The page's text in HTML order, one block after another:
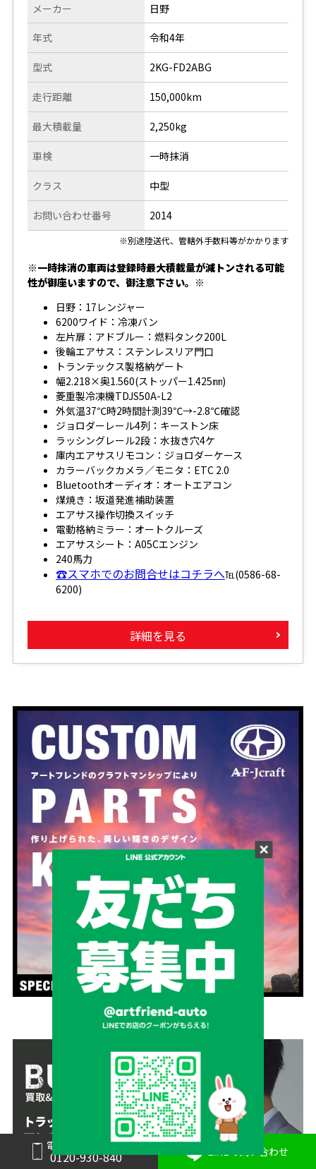
電話で問い合わせ
0120-930-840 LINEで問い合わせ
メーカー
年式
型式
走行距離
日野
令和4年
2KG-FD2ABG
150,000km
最大積載量
車検
クラス
お問い合わせ番号
2,250kg
一時抹消
中型
2014
※別途陸送代、管轄外手数料等がかかります
※一時抹消の車両は登録時最大積載量が減トンされる可能
性が御座いますので、御注意下さい。※
日野：17レンジャー
6200ワイド：冷凍バン
左片扉：アドブルー：燃料タンク200L
後輪エアサス：ステンレスリア門口
トランテックス製格納ゲート
幅2.218×奥1.560(ストッパー1.425㎜)
菱重製冷凍機TDJS50A-L2
外気温37℃時2時間計測39℃→-2.8℃確認
ジョロダーレール4列：キーストン床
ラッシングレール2段：水抜き穴4ケ
庫内エアサスリモコン：ジョロダーケース
カラーバックカメラ／モニタ：ETC 2.0
Bluetoothオーディオ：オートエアコン
煤焼き：坂道発進補助装置
エアサス操作切換スイッチ
電動格納ミラー：オートクルーズ
エアサスシート：A05Cエンジン
240馬力
☎スマホでのお問合せはコチラへ℡(0586-68-
6200)
詳細を見る